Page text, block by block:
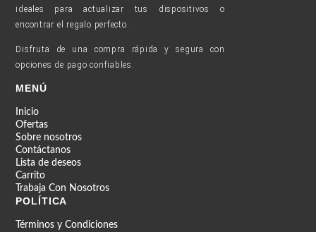
ideales para actualizar tus dispositivos o
encontrar el regalo perfecto.
Disfruta de una compra rápida y segura con
opciones de pago confiables.
MENÚ
Inicio
Ofertas
Sobre nosotros
Contáctanos
Lista de deseos
Carrito
Trabaja Con Nosotros
POLÍTICA
Términos y Condiciones